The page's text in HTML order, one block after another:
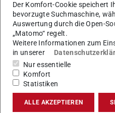
Warnmeldungen
IT-Sicherheit für
Nutzer:innen
Tipps, Verhaltenshinweise
Der Komfort-Cookie speichert
bevorzugte Suchmaschine,
Auswertung durch die Open-
„Matomo“ regelt.
Weitere Informationen zum
in unserer
Nur essentielle
Komfort
Statistiken
ALLE AKZEPTIEREN